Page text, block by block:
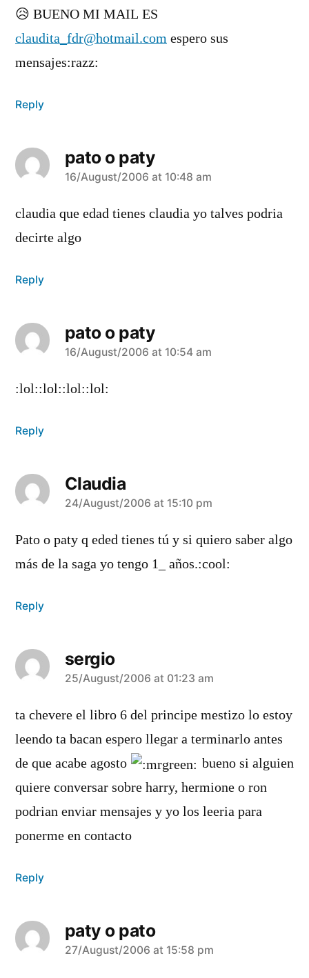
😥 BUENO MI MAIL ES
claudita_fdr@hotmail.com espero sus
mensajes:razz:
Reply
pato o paty
says:
16/August/2006 at 10:48 am
claudia que edad tienes claudia yo talves podria
decirte algo
Reply
pato o paty
says:
16/August/2006 at 10:54 am
:lol::lol::lol::lol:
Reply
Claudia
says:
24/August/2006 at 15:10 pm
Pato o paty q eded tienes tú y si quiero saber algo
más de la saga yo tengo 1_ años.:cool:
Reply
sergio
says:
25/August/2006 at 01:23 am
ta chevere el libro 6 del principe mestizo lo estoy
leendo ta bacan espero llegar a terminarlo antes
de que acabe agosto
bueno si alguien
quiere conversar sobre harry, hermione o ron
podrian enviar mensajes y yo los leeria para
ponerme en contacto
Reply
paty o pato
says:
27/August/2006 at 15:58 pm